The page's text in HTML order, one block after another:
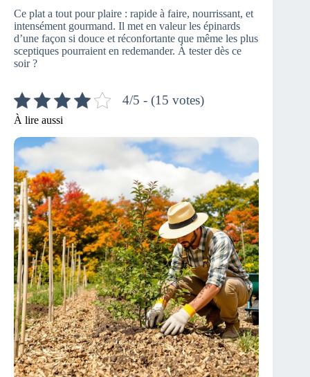
Ce plat a tout pour plaire : rapide à faire, nourrissant, et
intensément gourmand. Il met en valeur les épinards
d’une façon si douce et réconfortante que même les plus
sceptiques pourraient en redemander. À tester dès ce
soir ?
4/5 - (15 votes)
À lire aussi